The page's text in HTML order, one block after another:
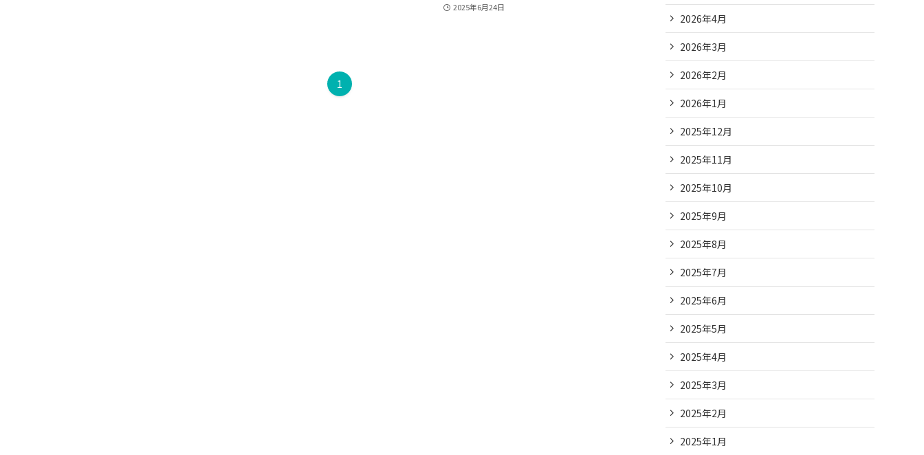
2025年6月24日
1
2026年4月
2026年3月
2026年2月
2026年1月
2025年12月
2025年11月
2025年10月
2025年9月
2025年8月
2025年7月
2025年6月
2025年5月
2025年4月
2025年3月
2025年2月
2025年1月